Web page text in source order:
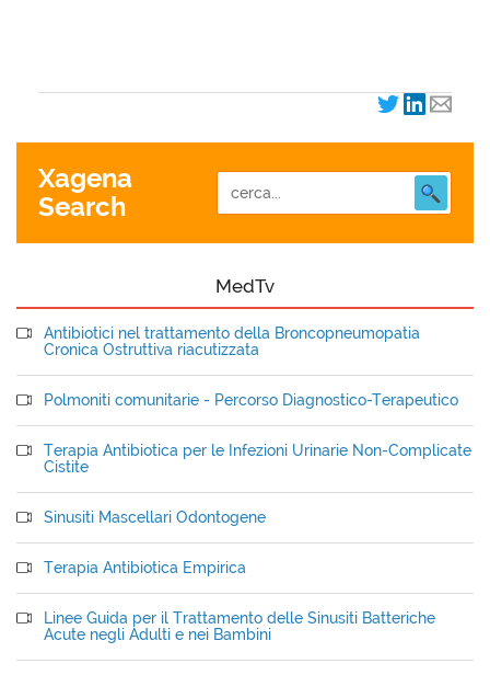
Xagena
Search
MedTv
Antibiotici nel trattamento della Broncopneumopatia
Cronica Ostruttiva riacutizzata
Polmoniti comunitarie - Percorso Diagnostico-Terapeutico
Terapia Antibiotica per le Infezioni Urinarie Non-Complicate
Cistite
Sinusiti Mascellari Odontogene
Terapia Antibiotica Empirica
Linee Guida per il Trattamento delle Sinusiti Batteriche
Acute negli Adulti e nei Bambini